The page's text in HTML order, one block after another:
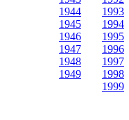
1944
1945
1946
1947
1948
1949
1993
1994
1995
1996
1997
1998
1999